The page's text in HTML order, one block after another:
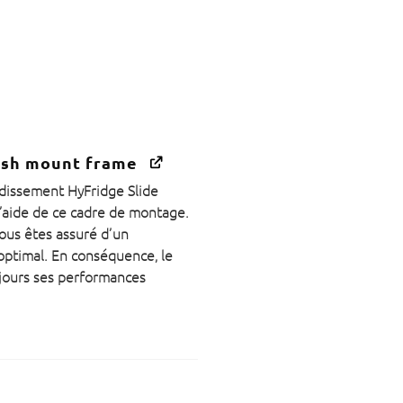
mount frame
HyFridge Slide
de ce cadre de montage.
êtes assuré d’un
En conséquence, le
ses performances